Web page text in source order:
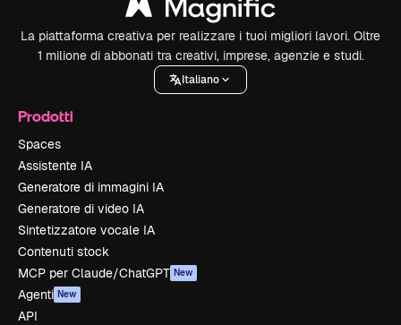
La piattaforma creativa per realizzare i tuoi migliori lavori. Oltre
1 milione di abbonati tra creativi, imprese, agenzie e studi.
Italiano
Prodotti
Spaces
Assistente IA
Generatore di immagini IA
Generatore di video IA
Sintetizzatore vocale IA
Contenuti stock
MCP per Claude/ChatGPT New
Agenti New
API